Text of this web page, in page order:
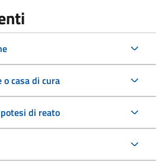
o casa di cura
di reato